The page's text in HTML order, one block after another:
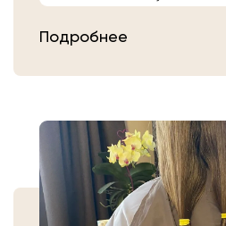
Затем плотно
самостоятельно, то
аккуратно уложите в
Или просто
Волос».
Подробнее